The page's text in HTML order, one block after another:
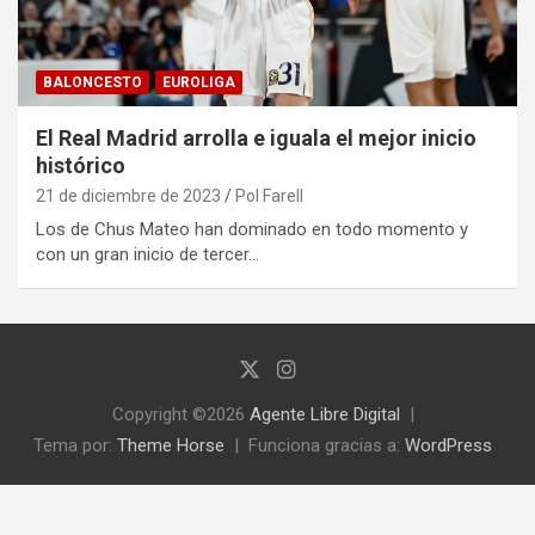
BALONCESTO EUROLIGA
El Real Madrid arrolla e iguala el mejor inicio
histórico
21 de diciembre de 2023 Pol Farell
Los de Chus Mateo han dominado en todo momento y
con un gran inicio de tercer…
Copyright ©2026 Agente Libre Digital
Tema por: Theme Horse Funciona gracias a: WordPress